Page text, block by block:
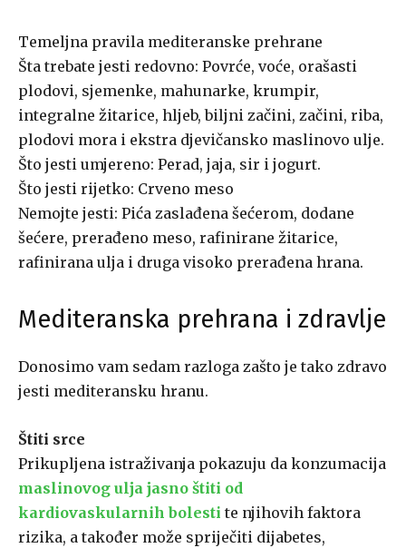
Temeljna pravila mediteranske prehrane
Šta trebate jesti redovno: Povrće, voće, orašasti
plodovi, sjemenke, mahunarke, krumpir,
integralne žitarice, hljeb, biljni začini, začini, riba,
plodovi mora i ekstra djevičansko maslinovo ulje.
Što jesti umjereno: Perad, jaja, sir i jogurt.
Što jesti rijetko: Crveno meso
Nemojte jesti: Pića zaslađena šećerom, dodane
šećere, prerađeno meso, rafinirane žitarice,
rafinirana ulja i druga visoko prerađena hrana.
Mediteranska prehrana i zdravlje
Donosimo vam sedam razloga zašto je tako zdravo
jesti mediteransku hranu.
Štiti srce
Prikupljena istraživanja pokazuju da konzumacija
maslinovog ulja jasno štiti od
kardiovaskularnih bolesti te njihovih faktora
rizika, a također može spriječiti dijabetes,